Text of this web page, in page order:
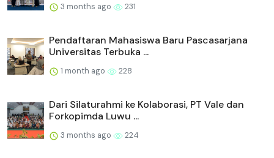
3 months ago 231
Pendaftaran Mahasiswa Baru Pascasarjana
Universitas Terbuka ...
1 month ago 228
Dari Silaturahmi ke Kolaborasi, PT Vale dan
Forkopimda Luwu ...
3 months ago 224